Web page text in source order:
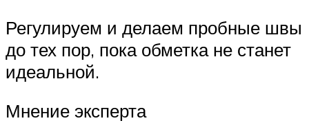
Регулируем и делаем пробные швы
до тех пор, пока обметка не станет
идеальной.
Мнение эксперта